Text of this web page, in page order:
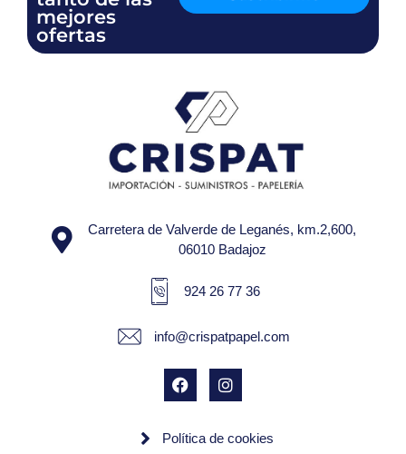
mejores
ofertas
Carretera de Valverde de Leganés, km.2,600,
06010 Badajoz
924 26 77 36
info@crispatpapel.com
Política de cookies